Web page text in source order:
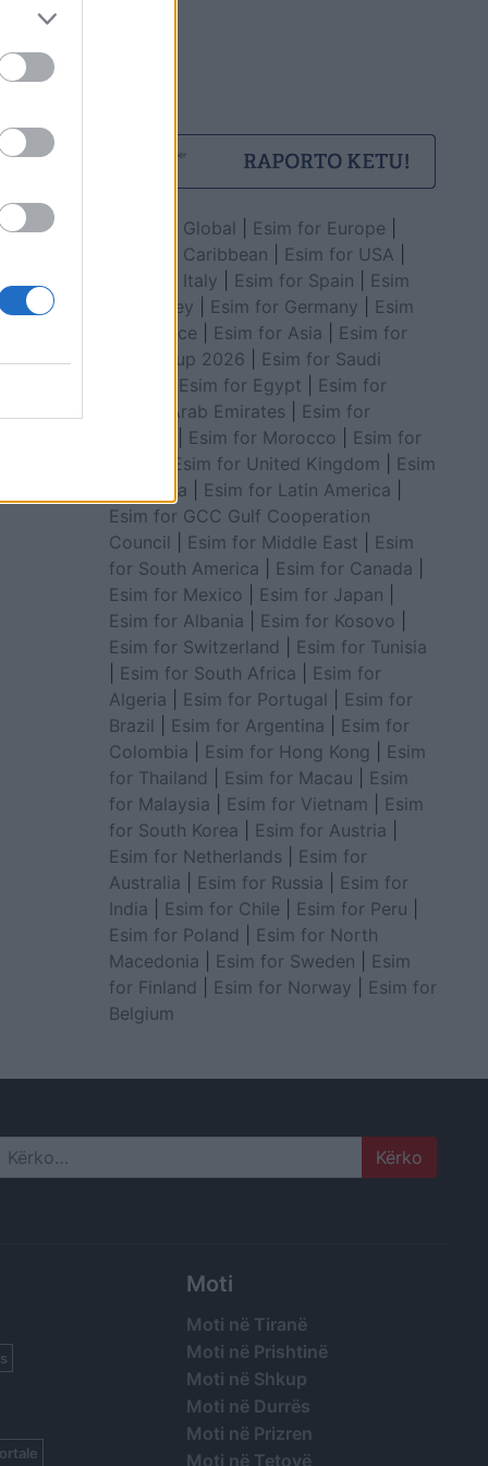
Esim for Global Esim for Europe
Esim for Caribbean
Esim for USA
Esim for Italy
Esim for Spain
Esim
for Turkey
Esim for Germany
Esim
for Greece
Esim for Asia
Esim for
World Cup 2026
Esim for Saudi
Esim for Egypt
Esim for
United Arab Emirates
Esim for
Esim for Morocco
Esim for
Esim for United Kingdom
Esim
for Africa
Esim for Latin America
Esim for GCC Gulf Cooperation
Council
Esim for Middle East
Esim
for South America
Esim for Canada
Esim for Mexico
Esim for Japan
Esim for Albania
Esim for Kosovo
Esim for Switzerland
Esim for Tunisia
Esim for South Africa
Esim for
Algeria
Esim for Portugal
Esim for
Brazil
Esim for Argentina
Esim for
Colombia
Esim for Hong Kong
Esim
for Thailand
Esim for Macau
Esim
for Malaysia
Esim for Vietnam
Esim
for South Korea
Esim for Austria
Esim for Netherlands
Esim for
Australia
Esim for Russia
Esim for
India
Esim for Chile Esim for Peru
Esim for Poland
Esim for North
Macedonia
Esim for Sweden
Esim
for Finland
Esim for Norway
Esim for
Belgium
Moti
Moti në Tiranë
Moti në Prishtinë
Moti në Shkup
Moti në Durrës
Moti në Prizren
Moti në Tetovë